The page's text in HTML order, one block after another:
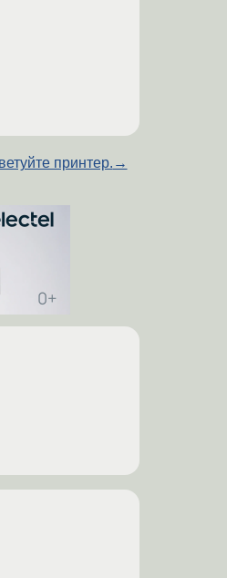
принтер. →